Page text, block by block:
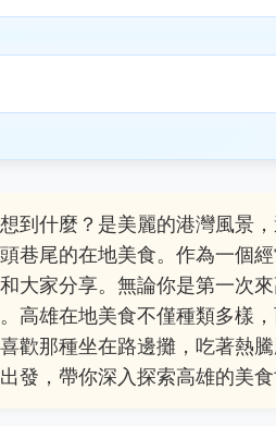
到什麼？是美麗的港灣風景
巷尾的在地美食。作為一個
大家分享。無論你是第一次
高雄在地美食不僅種類多樣
歡那種坐在路邊攤，吃著熱
發，帶你深入探索高雄的美食